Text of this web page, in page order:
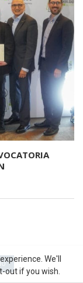
We'll
out if you wish.